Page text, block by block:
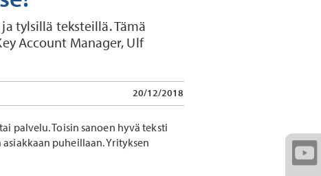
tylsillä teksteillä. Tämä
Account Manager, Ulf
20/12/2018
palvelu. Toisin sanoen hyvä teksti
puheillaan. Yrityksen